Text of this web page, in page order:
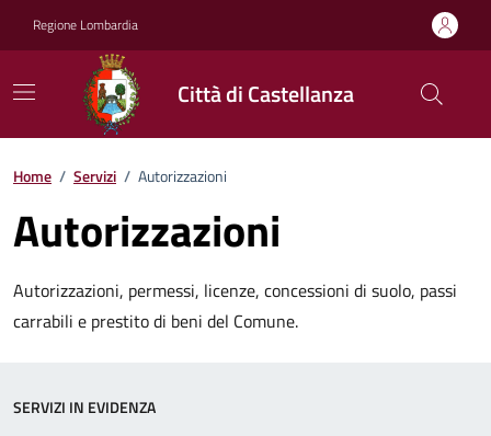
Regione Lombardia
Città di Castellanza
Home / Servizi / Autorizzazioni
Autorizzazioni
Autorizzazioni, permessi, licenze, concessioni di suolo, passi
carrabili e prestito di beni del Comune.
SERVIZI IN EVIDENZA